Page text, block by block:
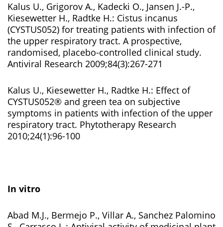
Kalus U., Grigorov A., Kadecki O., Jansen J.-P.,
Kiesewetter H., Radtke H.: Cistus incanus
(CYSTUS052) for treating patients with infection of
the upper respiratory tract. A prospective,
randomised, placebo-controlled clinical study.
Antiviral Research 2009;84(3):267-271
Kalus U., Kiesewetter H., Radtke H.: Effect of
CYSTUS052® and green tea on subjective
symptoms in patients with infection of the upper
respiratory tract. Phytotherapy Research
2010;24(1):96-100
In vitro
Abad M.J., Bermejo P., Villar A., Sanchez Palomino